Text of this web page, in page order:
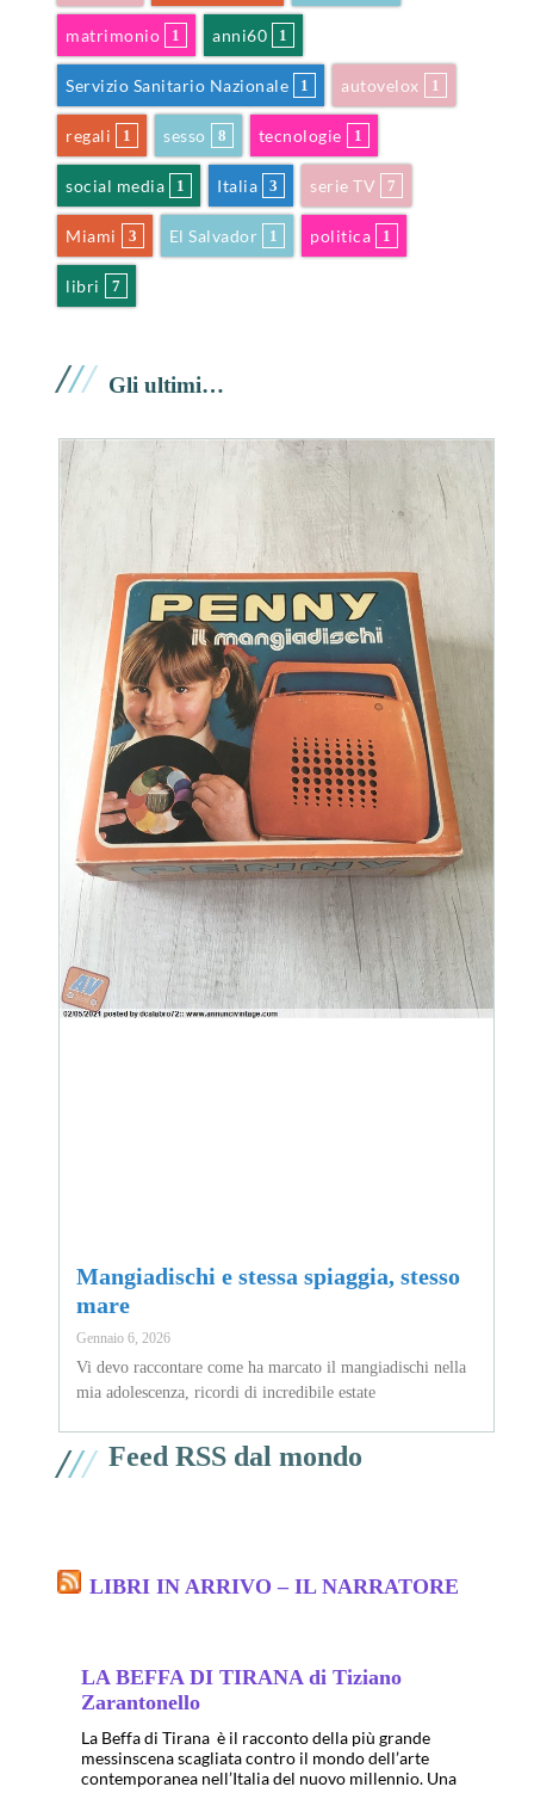
matrimonio 1 anni60 1
Servizio Sanitario Nazionale 1 autovelox 1
regali 1 sesso 8 tecnologie 1
social media 1 Italia 3 serie TV 7
Miami 3 El Salvador 1 politica 1
libri 7
/// Gli ultimi…
Mangiadischi e stessa spiaggia, stesso
mare
Gennaio 6, 2026
Vi devo raccontare come ha marcato il mangiadischi nella
mia adolescenza, ricordi di incredibile estate
/// Feed RSS dal mondo
LIBRI IN ARRIVO – IL NARRATORE
LA BEFFA DI TIRANA di Tiziano
Zarantonello
La Beffa di Tirana è il racconto della più grande
messinscena scagliata contro il mondo dell’arte
contemporanea nell’Italia del nuovo millennio. Una